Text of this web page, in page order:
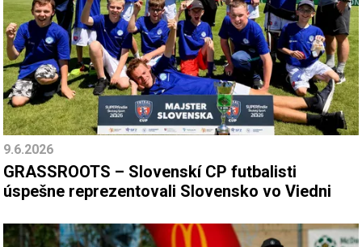
9.6.2026
GRASSROOTS – Slovenskí CP futbalisti
úspešne reprezentovali Slovensko vo Viedni